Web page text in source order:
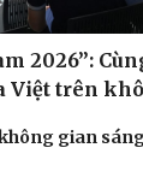
2026”:
Việt trên
gian